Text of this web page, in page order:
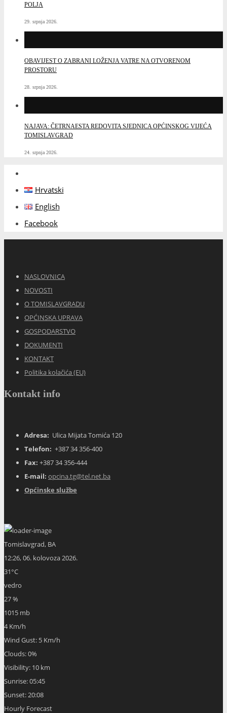
POLJA
29. srpnja 2026.
OBAVIJEST O ZABRANI LOŽENJA VATRE NA OTVORENOM
PROSTORU
28. srpnja 2026.
NAJAVA: ČETRNAESTA REDOVITA SJEDNICA OPĆINSKOG VIJEĆA
TOMISLAVGRAD
24. srpnja 2026.
Hrvatski
English
Facebook
NASLOVNICA
NOVOSTI
O TOMISLAVGRADU
OPĆINSKA UPRAVA
GOSPODARSTVO
DOKUMENTI
KONTAKT
Politika kolačića (EU)
Kontakt info
Adresa: Ulica Mijata Tomića 120
Telefon: +387 34 356-400
Fax: +387 34 356-444
E-mail: opcina.tg@tel.net.ba
Općinske službe
Tomislavgrad, BA
12:26,06. kolovoza 2026.
31°C
vedro
27 %
1015 mb
4 Km/h
Wind Gust: 5 Km/h
Clouds:0%
Visibility: 10 km
Sunrise:05:45
Sunset:20:08
Hourly Forecast